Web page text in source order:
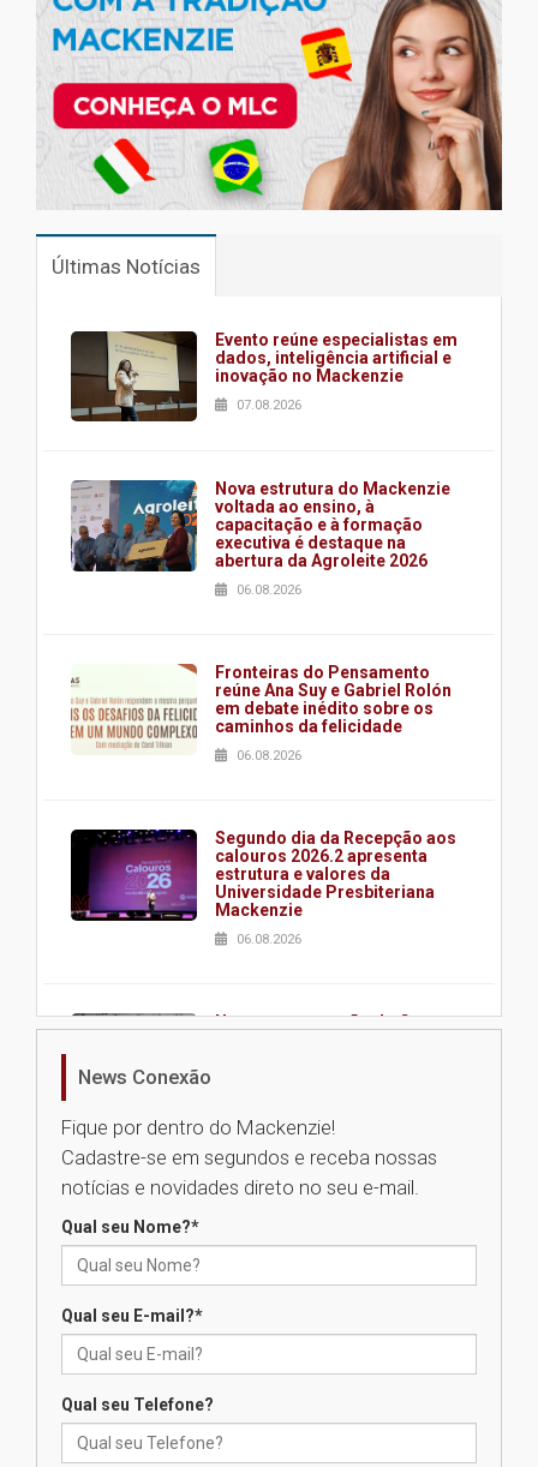
Últimas Notícias
Evento reúne especialistas em
dados, inteligência artificial e
inovação no Mackenzie
07.08.2026
Nova estrutura do Mackenzie
voltada ao ensino, à
capacitação e à formação
executiva é destaque na
abertura da Agroleite 2026
06.08.2026
Fronteiras do Pensamento
reúne Ana Suy e Gabriel Rolón
em debate inédito sobre os
caminhos da felicidade
06.08.2026
Segundo dia da Recepção aos
calouros 2026.2 apresenta
estrutura e valores da
Universidade Presbiteriana
Mackenzie
06.08.2026
Nova apresentação do Centro
Universidade Mackenzie
realizará nova edição da Feira
das novas tecnologias em
News Conexão
Fique por dentro do Mackenzie!
Cadastre-se em segundos e receba nossas
notícias e novidades direto no seu e-mail.
Qual seu Nome?*
Qual seu E-mail?*
Qual seu Telefone?